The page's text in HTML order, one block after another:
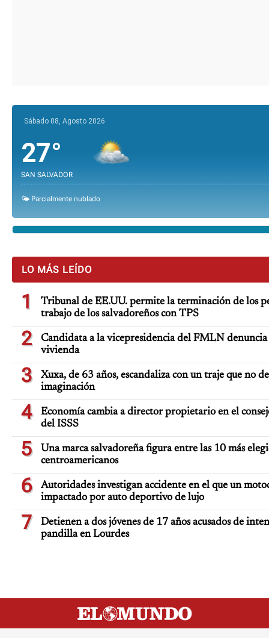
Sábado 08, Agosto 2026
27°
SAN SALVADOR
🌤️ Parcialmente nublado
LO MÁS LEÍDO
1
Tribunal de EE.UU. permite la terminación de los
trabajo de los salvadoreños con TPS
2
Candidata a la vicepresidencia del FMLN denuncia
vivienda
3
Xuxa, de 63 años, escandaliza con un traje que no
imaginación
4
Economía cambia a director propietario en el
del ISSS
5
Una marca salvadoreña figura entre las 10 más
centroamericanos
6
Autoridades investigan accidente en el que un
impactado por auto deportivo de lujo
7
Detienen a dos jóvenes de 17 años acusados de
pandilla en Lourdes